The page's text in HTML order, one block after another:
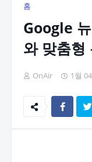
홈
Google
와 맞춤형
OnAir 1월